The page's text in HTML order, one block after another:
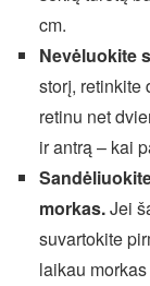
cm.
Nevėluokite
storį, retinkite
retinu net
ir antrą – kai
morkas.Jei
suvartokite
laikau